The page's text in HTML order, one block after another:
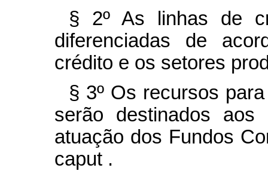
§ 2º As linhas de
diferenciadas de
crédito e os setores
§ 3º Os recursos
serão destinados aos
atuação dos Fundos
caput .